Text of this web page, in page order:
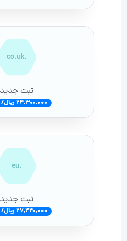
.co.uk
ثبت جدید
24,300,000 ریال/ 1 سال
.eu
ثبت جدید
27,440,000 ریال/ 1 سال